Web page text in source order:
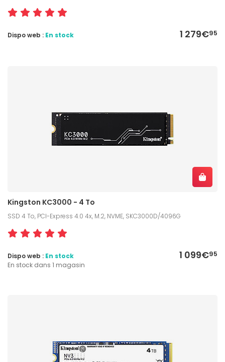
1 279€95
Dispo web : En stock
Kingston KC3000 - 4 To
SSD 4 To, PCI-Express 4.0 4x, M.2, NVME, SKC3000D/4096G
1 099€95
Dispo web : En stock
En stock dans 1 magasin